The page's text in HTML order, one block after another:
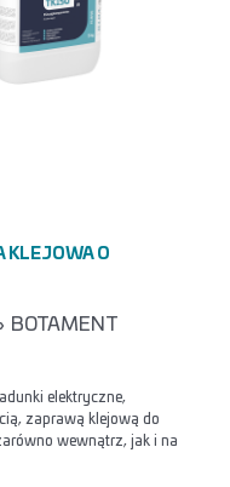
KLEJOWA O
BOTAMENT
elektryczne,
zaprawą klejową do
wewnątrz, jak i na